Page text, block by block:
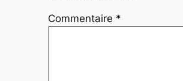
Commentaire *